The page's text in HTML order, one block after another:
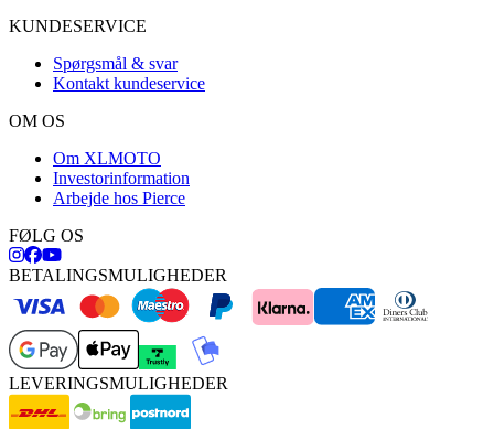
KUNDESERVICE
Spørgsmål & svar
Kontakt kundeservice
OM OS
Om XLMOTO
Investorinformation
Arbejde hos Pierce
FØLG OS
BETALINGSMULIGHEDER
LEVERINGSMULIGHEDER